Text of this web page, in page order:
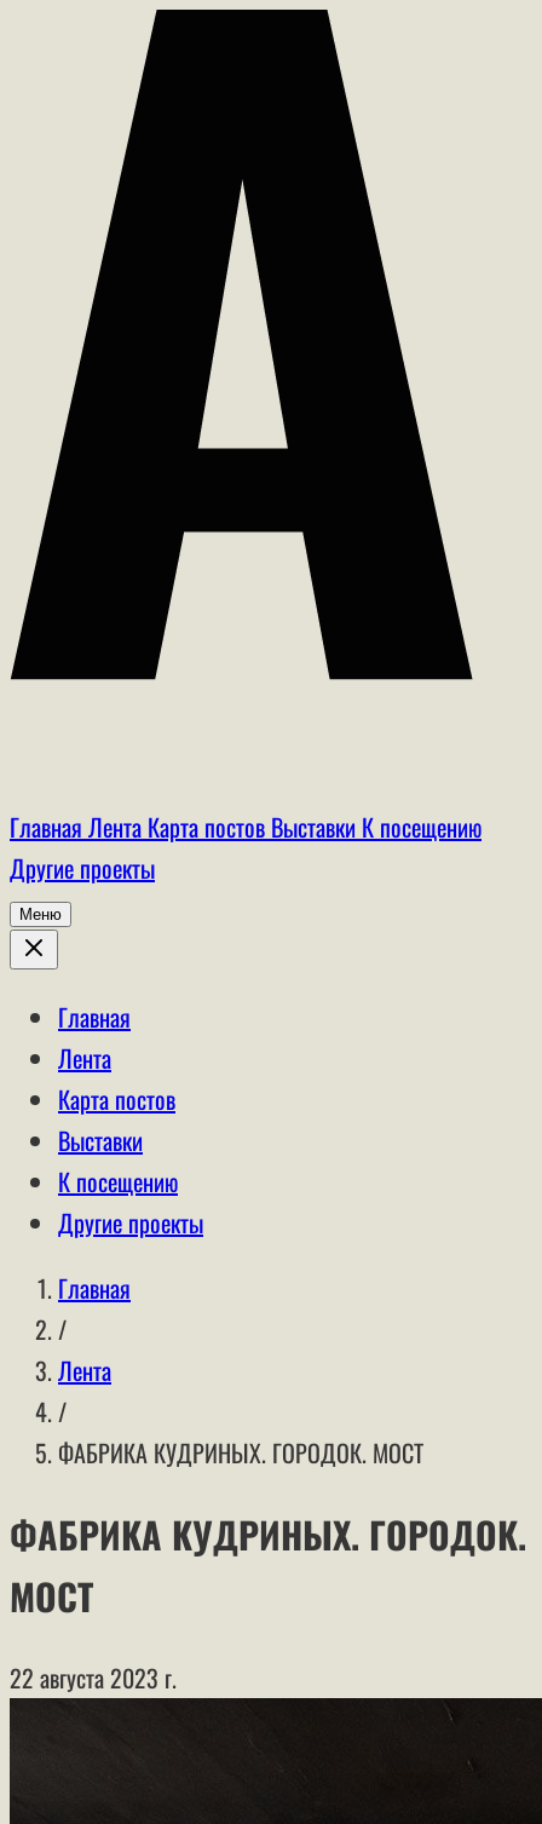
Главная Лента Карта постов Выставки К посещению
Другие проекты
Меню
Главная
Лента
Карта постов
Выставки
К посещению
Другие проекты
Главная
/
Лента
/
ФАБРИКА КУДРИНЫХ. ГОРОДОК. МОСТ
ФАБРИКА КУДРИНЫХ. ГОРОДОК.
МОСТ
22 августа 2023 г.